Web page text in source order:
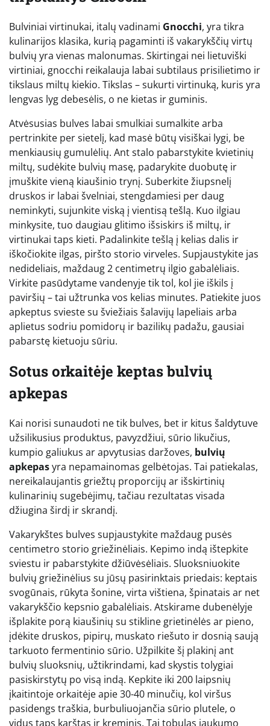
Bulviniai virtinukai, italų vadinami Gnocchi, yra tikra
kulinarijos klasika, kurią pagaminti iš vakarykščių virtų
bulvių yra vienas malonumas. Skirtingai nei lietuviški
virtiniai, gnocchi reikalauja labai subtilaus prisilietimo ir
tikslaus miltų kiekio. Tikslas – sukurti virtinuką, kuris yra
lengvas lyg debesėlis, o ne kietas ir guminis.
Atvėsusias bulves labai smulkiai sumalkite arba
pertrinkite per sietelį, kad masė būtų visiškai lygi, be
menkiausių gumulėlių. Ant stalo pabarstykite kvietinių
miltų, sudėkite bulvių masę, padarykite duobutę ir
įmuškite vieną kiaušinio trynį. Suberkite žiupsnelį
druskos ir labai švelniai, stengdamiesi per daug
neminkyti, sujunkite viską į vientisą tešlą. Kuo ilgiau
minkysite, tuo daugiau glitimo išsiskirs iš miltų, ir
virtinukai taps kieti. Padalinkite tešlą į kelias dalis ir
iškočiokite ilgas, piršto storio virveles. Supjaustykite jas
nedideliais, maždaug 2 centimetrų ilgio gabalėliais.
Virkite pasūdytame vandenyje tik tol, kol jie iškils į
paviršių – tai užtrunka vos kelias minutes. Patiekite juos
apkeptus svieste su šviežiais šalavijų lapeliais arba
aplietus sodriu pomidorų ir bazilikų padažu, gausiai
pabarstę kietuoju sūriu.
Sotus orkaitėje keptas bulvių
apkepas
Kai norisi sunaudoti ne tik bulves, bet ir kitus šaldytuve
užsilikusius produktus, pavyzdžiui, sūrio likučius,
kumpio galiukus ar apvytusias daržoves, bulvių
apkepasyra nepamainomas gelbėtojas. Tai patiekalas,
nereikalaujantis griežtų proporcijų ar išskirtinių
kulinarinių sugebėjimų, tačiau rezultatas visada
džiugina širdį ir skrandį.
Vakarykštes bulves supjaustykite maždaug pusės
centimetro storio griežinėliais. Kepimo indą ištepkite
sviestu ir pabarstykite džiūvėsėliais. Sluoksniuokite
bulvių griežinėlius su jūsų pasirinktais priedais: keptais
svogūnais, rūkyta šonine, virta vištiena, špinatais ar net
vakarykščio kepsnio gabalėliais. Atskirame dubenėlyje
išplakite porą kiaušinių su stikline grietinėlės ar pieno,
įdėkite druskos, pipirų, muskato riešuto ir dosnią saują
tarkuoto fermentinio sūrio. Užpilkite šį plakinį ant
bulvių sluoksnių, užtikrindami, kad skystis tolygiai
pasiskirstytų po visą indą. Kepkite iki 200 laipsnių
įkaitintoje orkaitėje apie 30-40 minučių, kol viršus
pasidengs traškia, burbuliuojančia sūrio plutele, o
vidus taps karštas ir kreminis. Tai tobulas jaukumo